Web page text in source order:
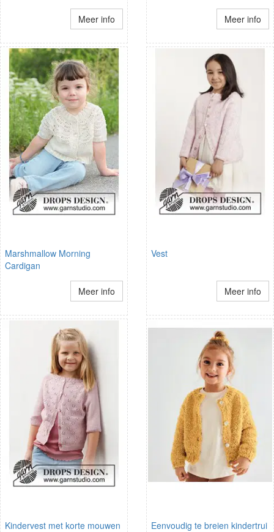
Meer info Meer info
Marshmallow Morning
Cardigan
Meer info
Vest
Meer info
Kindervest met korte mouwen Eenvoudig te breien kindertrui